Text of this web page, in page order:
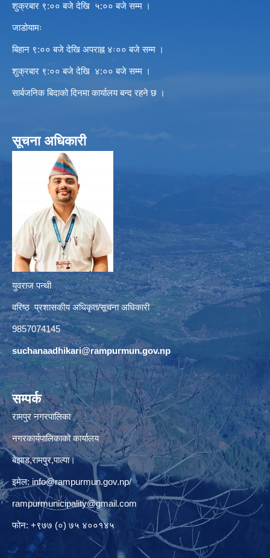
शुक्रबार ९:०० बजे देखि ५:०० बजे सम्म ।
जाडोयामः
बिहान ९:०० बजे देखि अपराह्न ४ः०० बजे सम्म ।
शुक्रबार ९:०० बजे देखि ४:०० बजे सम्म ।
सार्बजनिक बिदाको दिनमा कार्यालय बन्द रहने छ ।
सूचना अधिकारी
युवराज पन्थी
वरिष्ठ प्रशासकीय अधिकृत/सूचना अधिकारी
9857074145
suchanaadhikari@rampurmun.gov.np
सम्पर्क
रामपुर नगरपालिका
नगरकार्यपालिकाको कार्यालय
बेझाड,रामपुर,पाल्पा।
इमेल: info@rampurmun.gov.np/
rampurmunicipality@gmail.com
फोन: +९७७ (०) ७५ ४००१४५